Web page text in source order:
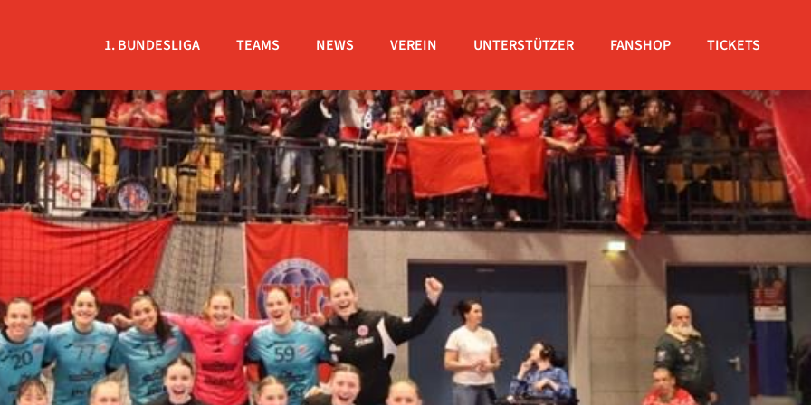
1. BUNDESLIGA TEAMS NEWS VEREIN UNTERSTÜTZER FANSHOP TICKETS